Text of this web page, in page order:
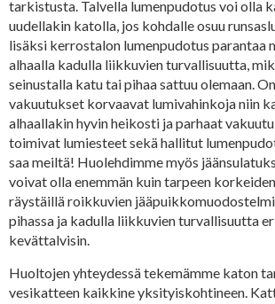
tarkistusta. Talvella lumenpudotus voi olla
uudellakin katolla, jos kohdalle osuu
lisäksi kerrostalon lumenpudotus parantaa
alhaalla kadulla liikkuvien turvallisuutta,
seinustalla katu tai pihaa sattuu olemaan.
vakuutukset korvaavat lumivahinkoja niin
alhaallakin hyvin heikosti ja parhaat
toimivat lumiesteet sekä hallitut
saa meiltä! Huolehdimme myös
voivat olla enemmän kuin tarpeen
räystäillä roikkuvien
pihassa ja kadulla liikkuvien turvallisuutta
kevättalvisin.
Huoltojen yhteydessä tekemämme katon
vesikatteen kaikkine yksityiskohtineen.